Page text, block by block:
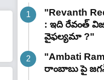
"Revanth
: ఇది రేవంత్
వైఫల్యమా ?"
"Ambati
రాంబాబు పై